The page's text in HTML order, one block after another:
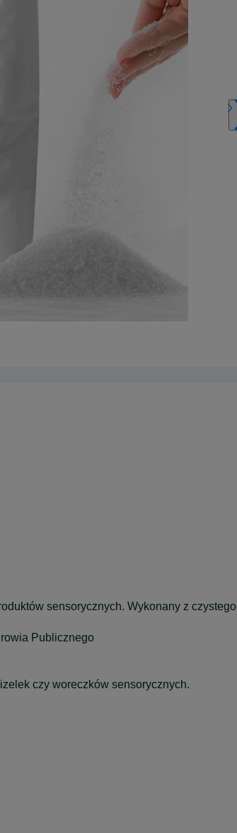
sensorycznych. Wykonany z czystego
Publicznego
czy woreczków sensorycznych.